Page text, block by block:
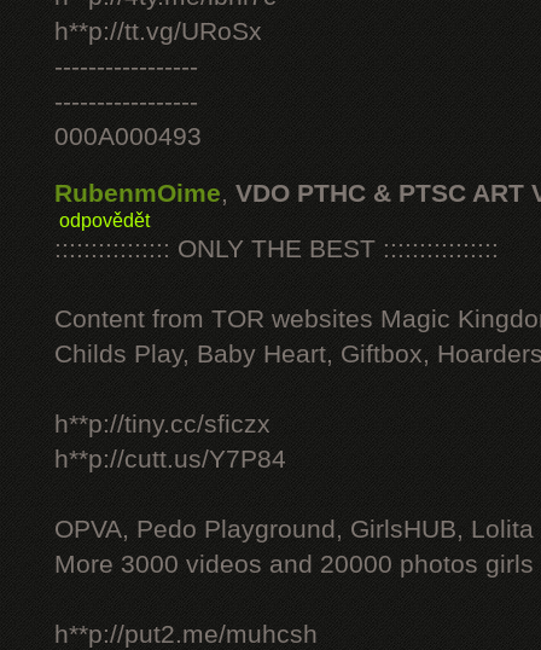
h**p://tt.vg/URoSx
-----------------
-----------------
000A000493
RubenmOime, VDO PTHC & PTSC ART
odpovědět
:::::::::::::::: ONLY THE BEST ::::::::::::::::
Content from TOR websites Magic
Childs Play, Baby Heart, Giftbox,
h**p://tiny.cc/sficzx
h**p://cutt.us/Y7P84
OPVA, Pedo Playground, GirlsHUB, Lolita
More 3000 videos and 20000 photos
h**p://put2.me/muhcsh